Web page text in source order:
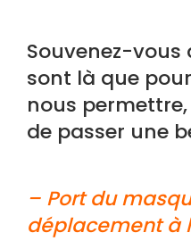
Souvenez-vous
sont là que
nous
de passer une
– Port du
déplacement à